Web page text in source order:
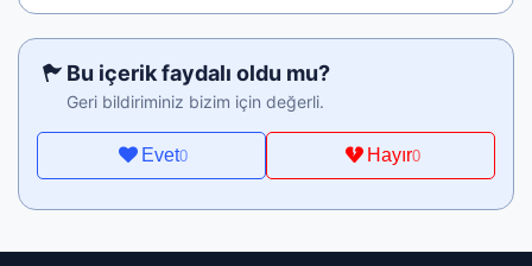
Bu içerik faydalı oldu mu?
Geri bildiriminiz bizim için değerli.
Evet0 Hayır0